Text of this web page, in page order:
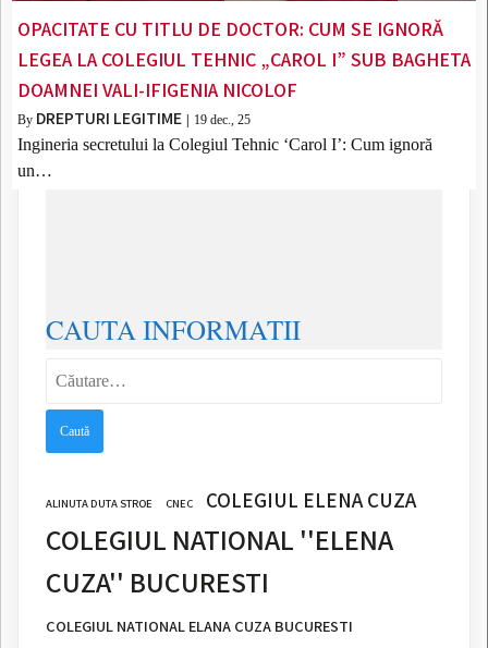
OPACITATE CU TITLU DE DOCTOR: CUM SE IGNORĂ
LEGEA LA COLEGIUL TEHNIC „CAROL I” SUB BAGHETA
DOAMNEI VALI-IFIGENIA NICOLOF
By DREPTURI LEGITIME 19 dec., 25
Ingineria secretului la Colegiul Tehnic ‘Carol I’: Cum ignoră
un…
CAUTA INFORMATII
ALINUTA DUTA STROE CNEC COLEGIUL ELENA CUZA
COLEGIUL NATIONAL ''ELENA
CUZA'' BUCURESTI
COLEGIUL NATIONAL ELANA CUZA BUCURESTI